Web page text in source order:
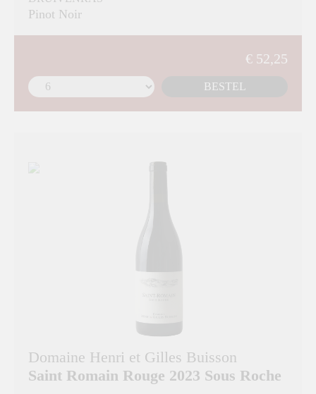
Pinot Noir
€ 52,25
BESTEL
Domaine Henri et Gilles Buisson
Saint Romain Rouge 2023 Sous Roche